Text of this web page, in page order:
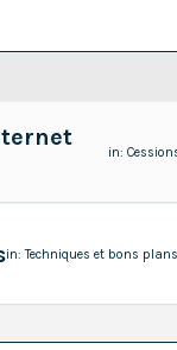
in:
in:Techniques et bons plans